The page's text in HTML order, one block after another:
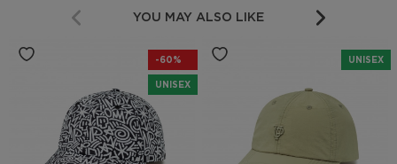
YOU MAY ALSO LIKE
-60%
UNISEX
UNISEX